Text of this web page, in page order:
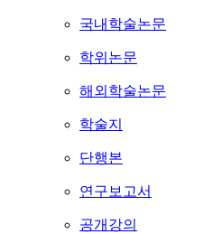
국내학술논문
학위논문
해외학술논문
학술지
단행본
연구보고서
공개강의